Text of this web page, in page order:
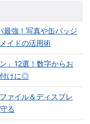
最強！写真や缶バッジ
イドの活用術
」12選！数字からお
付けに◎
ァイル＆ディスプレ
る